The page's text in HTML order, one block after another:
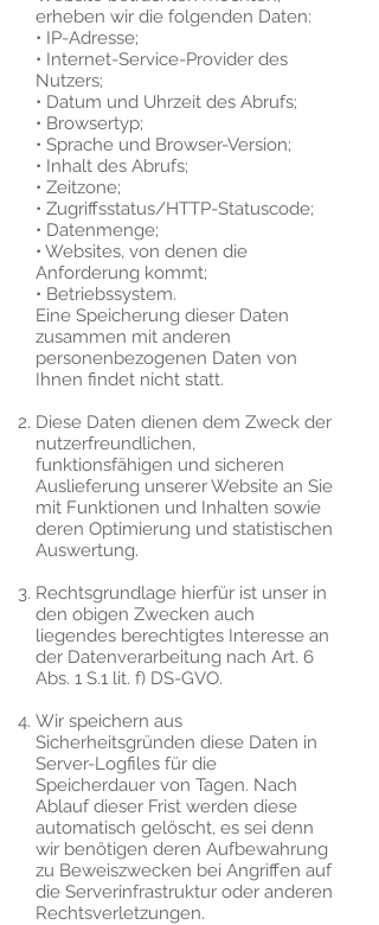
erheben wir die folgenden Daten:
• IP-Adresse;
• Internet-Service-Provider des
Nutzers;
• Datum und Uhrzeit des Abrufs;
• Browsertyp;
• Sprache und Browser-Version;
• Inhalt des Abrufs;
• Zeitzone;
• Zugriffsstatus/HTTP-Statuscode;
• Datenmenge;
• Websites, von denen die
Anforderung kommt;
• Betriebssystem.
Eine Speicherung dieser Daten
zusammen mit anderen
personenbezogenen Daten von
Ihnen findet nicht statt.
Diese Daten dienen dem Zweck der
nutzerfreundlichen,
funktionsfähigen und sicheren
Auslieferung unserer Website an Sie
mit Funktionen und Inhalten sowie
deren Optimierung und statistischen
Auswertung.
Rechtsgrundlage hierfür ist unser in
den obigen Zwecken auch
liegendes berechtigtes Interesse an
der Datenverarbeitung nach Art. 6
Abs. 1 S.1 lit. f) DS-GVO.
Wir speichern aus
Sicherheitsgründen diese Daten in
Server-Logfiles für die
Speicherdauer von Tagen. Nach
Ablauf dieser Frist werden diese
automatisch gelöscht, es sei denn
wir benötigen deren Aufbewahrung
zu Beweiszwecken bei Angriffen auf
die Serverinfrastruktur oder anderen
Rechtsverletzungen.